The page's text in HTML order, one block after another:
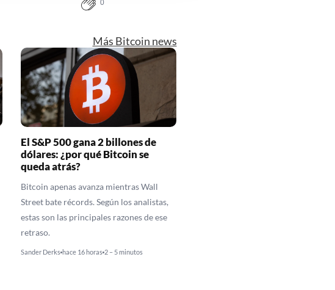
0
Más Bitcoin news
El S&P 500 gana 2 billones de
dólares: ¿por qué Bitcoin se
queda atrás?
Bitcoin apenas avanza mientras Wall
Street bate récords. Según los analistas,
estas son las principales razones de ese
retraso.
Sander Derks hace 16 horas 2 – 5 minutos